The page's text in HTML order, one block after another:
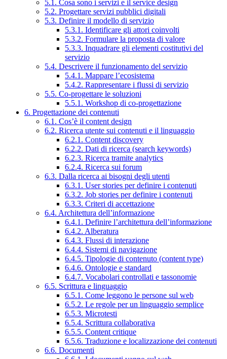
5.1. Cosa sono i servizi e il service design
5.2. Progettare servizi pubblici digitali
5.3. Definire il modello di servizio
5.3.1. Identificare gli attori coinvolti
5.3.2. Formulare la proposta di valore
5.3.3. Inquadrare gli elementi costitutivi del
servizio
5.4. Descrivere il funzionamento del servizio
5.4.1. Mappare l’ecosistema
5.4.2. Rappresentare i flussi di servizio
5.5. Co-progettare le soluzioni
5.5.1. Workshop di co-progettazione
6. Progettazione dei contenuti
6.1. Cos’è il content design
6.2. Ricerca utente sui contenuti e il linguaggio
6.2.1. Content discovery
6.2.2. Dati di ricerca (search keywords)
6.2.3. Ricerca tramite analytics
6.2.4. Ricerca sui forum
6.3. Dalla ricerca ai bisogni degli utenti
6.3.1. User stories per definire i contenuti
6.3.2. Job stories per definire i contenuti
6.3.3. Criteri di accettazione
6.4. Architettura dell’informazione
6.4.1. Definire l’architettura dell’informazione
6.4.2. Alberatura
6.4.3. Flussi di interazione
6.4.4. Sistemi di navigazione
6.4.5. Tipologie di contenuto (content type)
6.4.6. Ontologie e standard
6.4.7. Vocabolari controllati e tassonomie
6.5. Scrittura e linguaggio
6.5.1. Come leggono le persone sul web
6.5.2. Le regole per un linguaggio semplice
6.5.3. Microtesti
6.5.4. Scrittura collaborativa
6.5.5. Content critique
6.5.6. Traduzione e localizzazione dei contenuti
6.6. Documenti